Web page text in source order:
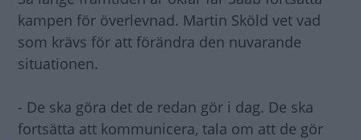
kampen för överlevnad. Martin Sköld vet vad
som krävs för att förändra den nuvarande
situationen.
- De ska göra det de redan gör i dag. De ska
fortsätta att kommunicera, tala om att de gör